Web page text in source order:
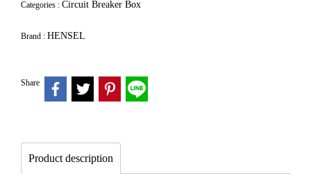
Categories : Circuit Breaker Box
Brand : HENSEL
Share
Product description